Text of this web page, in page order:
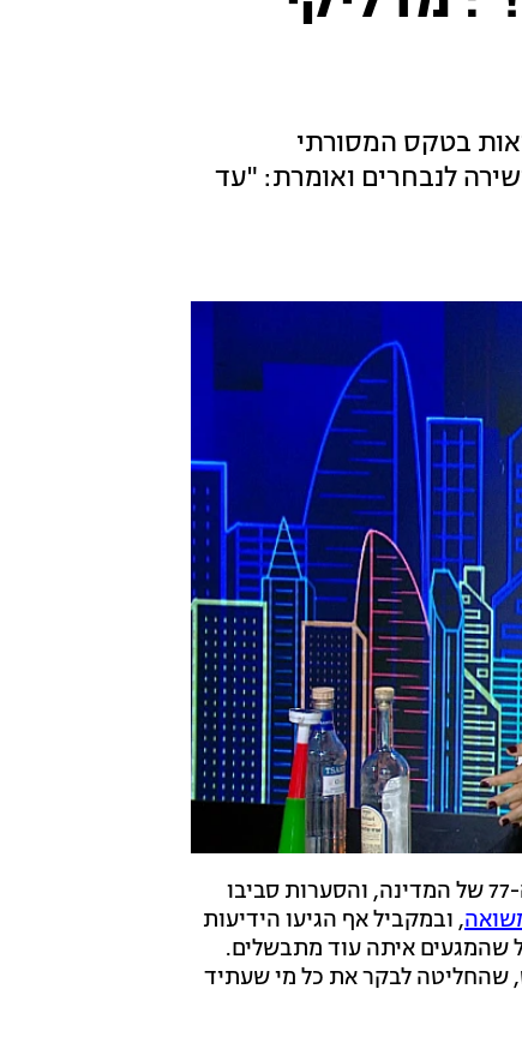
בטקס המסורתי
לנבחרים ואומרת: "עד
נותר בדיוק שבוע לקיום טקס המשואות המסורתי בערב יום העצמאות ה-77 של המדינה, והסערות סביבו
, ובמקביל אף הגיעו הידיעות
שהמגעים איתה עוד מתבשלים.
שהחליטה לבקר את כל מי שעתיד